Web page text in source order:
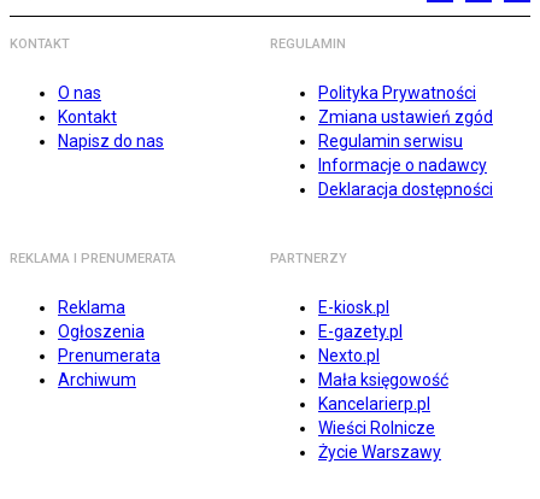
KONTAKT
O nas
Kontakt
Napisz do nas
REGULAMIN
Polityka Prywatności
Zmiana ustawień zgód
Regulamin serwisu
Informacje o nadawcy
Deklaracja dostępności
REKLAMA I PRENUMERATA
Reklama
Ogłoszenia
Prenumerata
Archiwum
PARTNERZY
E-kiosk.pl
E-gazety.pl
Nexto.pl
Mała księgowość
Kancelarierp.pl
Wieści Rolnicze
Życie Warszawy